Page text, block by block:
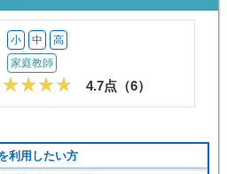
小 中 高
家庭教師
4.7点（6）
利用したい方